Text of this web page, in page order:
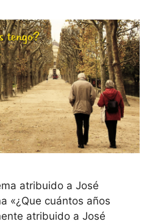
atribuido a José
«¿Que cuántos años
atribuido a José